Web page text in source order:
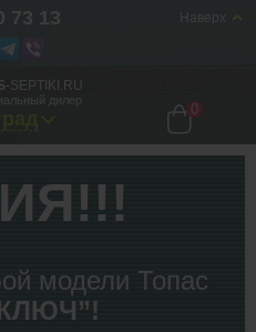
-SEPTIKI.RU
дилер
0
модели Топас
Наверх
73 13